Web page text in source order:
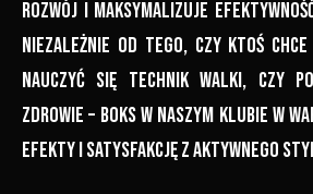
rozwój i maksymalizuje
Niezależnie od tego, czy ktoś
nauczyć się technik walki, czy
zdrowie – boks w naszym klubie w
efekty i satysfakcję z aktywnego